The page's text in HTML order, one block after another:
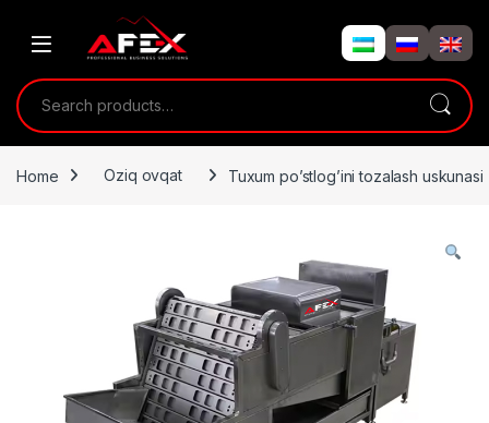
Search for:
Home Oziq ovqat Tuxum po’stlog’ini tozalash uskunasi